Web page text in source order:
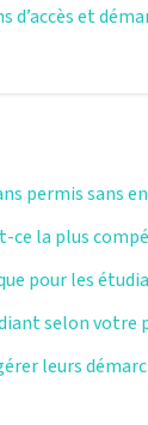
et
permis sans
ce la plus
pour les
selon votre
leurs